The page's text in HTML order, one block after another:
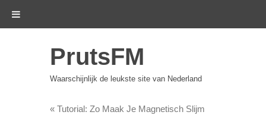
PrutsFM
Waarschijnlijk de leukste site van Nederland
« Tutorial: Zo Maak Je Magnetisch Slijm